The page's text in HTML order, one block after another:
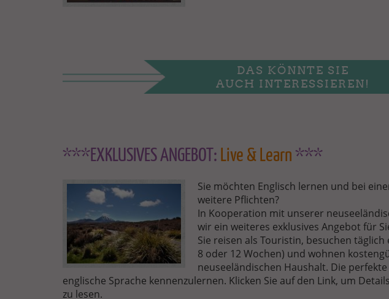
DAS KÖNNTE SIE
AUCH INTERESSIEREN!
***EXKLUSIVES ANGEBOT: Live & Learn ***
NEUSEELAND-
STARTSEITE.JPG
Sie möchten Englisch lernen und bei
weitere Pflichten?
In Kooperation mit unserer
wir ein weiteres exklusives Angebot für
Sie reisen als Touristin, besuchen
8 oder 12 Wochen) und wohnen
neuseeländischen Haushalt. Die
englische Sprache kennenzulernen. Klicken Sie auf den Link, um
zu lesen.